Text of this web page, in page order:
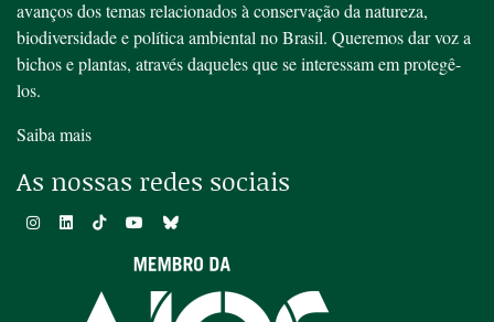
avanços dos temas relacionados à conservação da natureza,
biodiversidade e política ambiental no Brasil. Queremos dar voz a
bichos e plantas, através daqueles que se interessam em protegê-
los.
Saiba mais
As nossas redes sociais